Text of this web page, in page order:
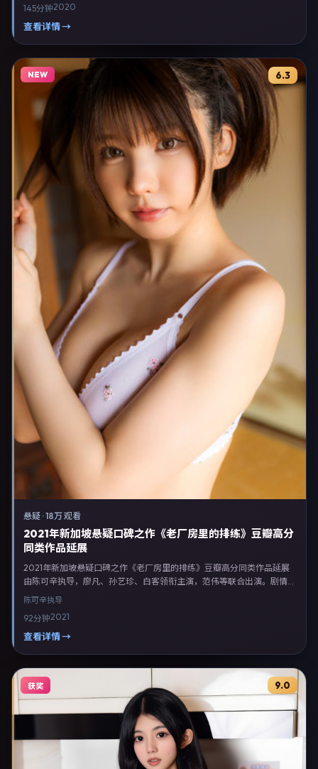
摄制与后期，同年季度档期内全渠道上线与二轮放映。影片在节奏、摄影
与配乐上强调沉浸体验，可作为片单推荐、影评长文与专题策划的引用素
145分钟2020
查看详情 →
NEW 6.3
悬疑 ·18万 观看
2021年新加坡悬疑口碑之作《老厂房里的排练》豆瓣高分
同类作品延展
2021年新加坡悬疑口碑之作《老厂房里的排练》豆瓣高分同类作品延展
由陈可辛执导，廖凡、孙艺珍、白客领衔主演，范伟等联合出演。剧情以
悬疑类型为主线，融合新加坡本土叙事与人物弧光，适合检索「悬疑电影
与后期，同年季度档期内全渠道上线与二轮放映。影片在节奏、摄影与配
乐上强调沉浸体验，可作为片单推荐、影评长文与专题策划的引用素材。
陈可辛执导
92分钟2021
查看详情 →
获奖 9.0